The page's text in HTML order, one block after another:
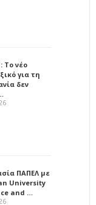
Το νέο
για τη
δεν
ΠΑΠΕΛ με
University
and …